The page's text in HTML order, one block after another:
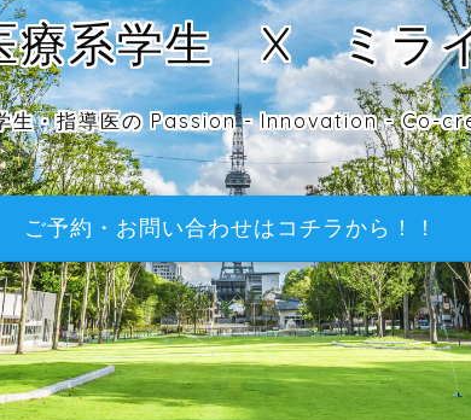
療系学生 X ミラ
生・指導医の Passion - Innovation - Co-
ご予約・お問い合わせはコチラから！！